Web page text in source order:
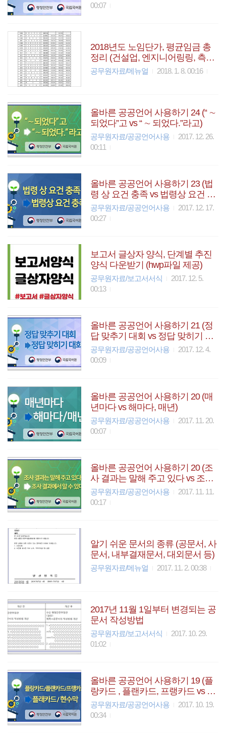
00:07
2018년도 노임단가, 평균임금 총
정리 (건설업, 엔지니어링링, 측량
기술자, SW기술자 등)
공무원자료/메뉴얼 2018. 1. 8. 00:16
올바른 공공언어 사용하기 24 (“ ∼
되었다”고 vs “ ∼ 되었다.”라고)
공무원자료/공공언어사용
2017. 12. 26.
00:11
올바른 공공언어 사용하기 23 (법
령 상 요건 충족 vs 법령상 요건 충
족)
공무원자료/공공언어사용
2017. 12. 17.
00:27
보고서 글상자 양식, 단계별 추진
양식 다운받기 (hwp파일 제공)
공무원자료/보고서서식
2017. 12. 5.
00:13
올바른 공공언어 사용하기 21 (정
답 맞추기 대회 vs 정답 맞히기 대
회)
공무원자료/공공언어사용
2017. 12. 4.
00:09
올바른 공공언어 사용하기 20 (매
년마다 vs 해마다, 매년)
공무원자료/공공언어사용
2017. 11. 20.
00:07
올바른 공공언어 사용하기 20 (조
사 결과는 말해 주고 있다 vs 조사
결과에서 알 수 있다)
공무원자료/공공언어사용
2017. 11. 11.
00:17
알기 쉬운 문서의 종류 (공문서, 사
문서, 내부결재문서, 대외문서 등)
공무원자료/메뉴얼 2017. 11. 2. 00:38
2017년 11월 1일부터 변경되는 공
문서 작성방법
공무원자료/보고서서식
2017. 10. 29.
01:02
올바른 공공언어 사용하기 19 (플
랑카드 , 플랜카드, 프랭카드 vs 플
래카드, 현수막)
공무원자료/공공언어사용
2017. 10. 19.
00:34